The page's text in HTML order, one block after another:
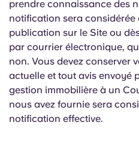
prendre connaissance des
notification sera considérée
publication sur le Site ou
par courrier électronique,
non. Vous devez conserver
actuelle et tout avis envoyé
gestion immobilière à un
nous avez fournie sera
notification effective.